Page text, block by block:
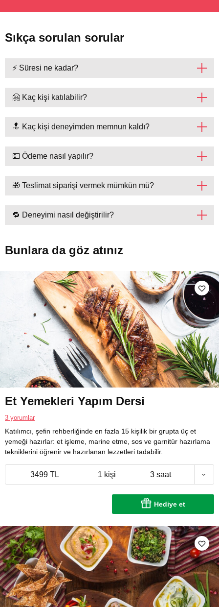
Sıkça sorulan sorular
⚡ Süresi ne kadar?
🤗 Kaç kişi katılabilir?
🔝 Kaç kişi deneyimden memnun kaldı?
💵 Ödeme nasıl yapılır?
🎁 Teslimat siparişi vermek mümkün mü?
🔁 Deneyimi nasıl değiştirilir?
Bunlara da göz atınız
Et Yemekleri Yapım Dersi
3 yorumlar
Katılımcı, şefin rehberliğinde en fazla 15 kişilik bir grupta üç et
yemeği hazırlar: et işleme, marine etme, sos ve garnitür hazırlama
tekniklerini öğrenir ve hazırlanan lezzetleri tadabilir.
3499 TL 1 kişi 3 saat
Hediye et